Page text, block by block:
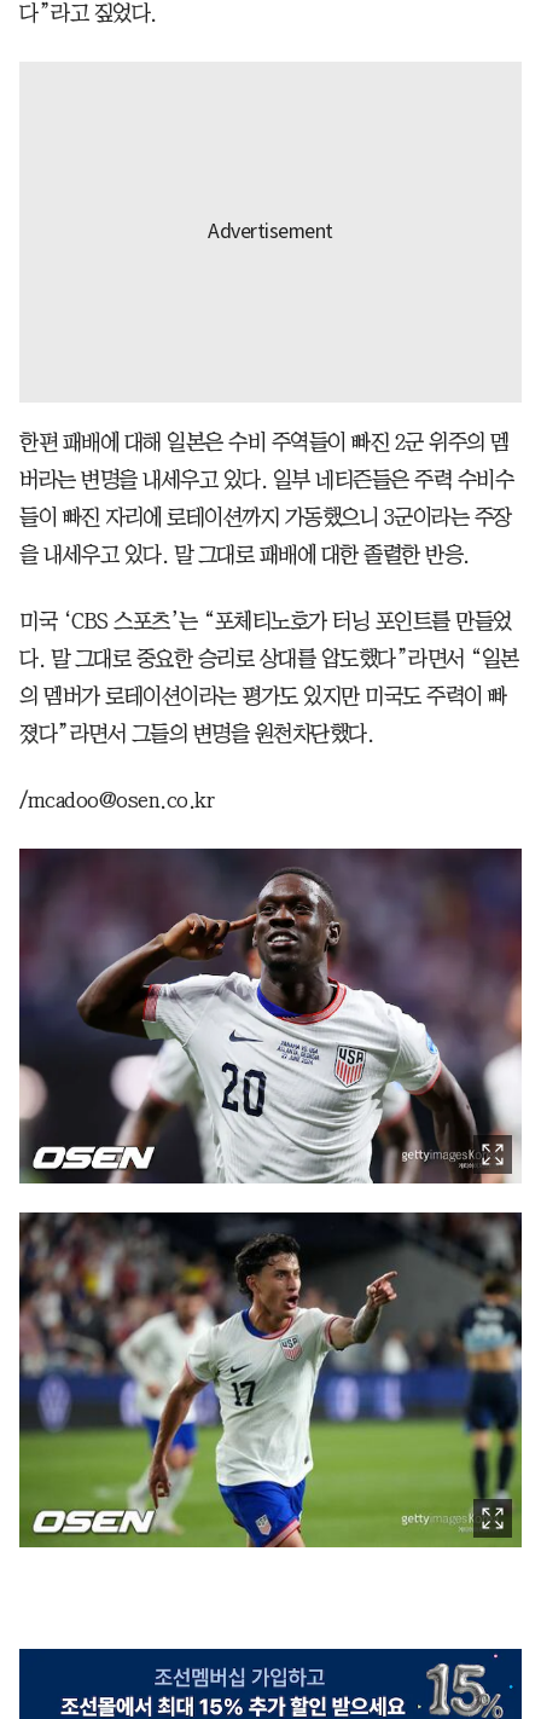
다”라고 짚었다.
한편 패배에 대해 일본은 수비 주역들이 빠진 2군 위주의 멤
버라는 변명을 내세우고 있다. 일부 네티즌들은 주력 수비수
들이 빠진 자리에 로테이션까지 가동했으니 3군이라는 주장
을 내세우고 있다. 말 그대로 패배에 대한 졸렬한 반응.
미국 ‘CBS 스포츠’는 “포체티노호가 터닝 포인트를 만들었
다. 말 그대로 중요한 승리로 상대를 압도했다”라면서 “일본
의 멤버가 로테이션이라는 평가도 있지만 미국도 주력이 빠
졌다”라면서 그들의 변명을 원천차단했다.
/mcadoo@osen.co.kr